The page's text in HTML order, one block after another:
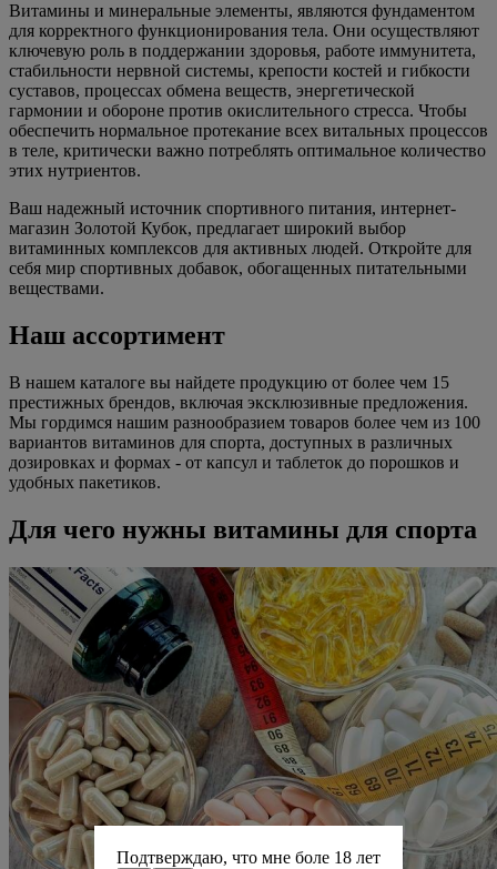
Витамины и минеральные элементы, являются фундаментом
для корректного функционирования тела. Они осуществляют
ключевую роль в поддержании здоровья, работе иммунитета,
стабильности нервной системы, крепости костей и гибкости
суставов, процессах обмена веществ, энергетической
гармонии и обороне против окислительного стресса. Чтобы
обеспечить нормальное протекание всех витальных процессов
в теле, критически важно потреблять оптимальное количество
этих нутриентов.
Ваш надежный источник спортивного питания, интернет-
магазин Золотой Кубок, предлагает широкий выбор
витаминных комплексов для активных людей. Откройте для
себя мир спортивных добавок, обогащенных питательными
веществами.
Наш ассортимент
В нашем каталоге вы найдете продукцию от более чем 15
престижных брендов, включая эксклюзивные предложения.
Мы гордимся нашим разнообразием товаров более чем из 100
вариантов витаминов для спорта, доступных в различных
дозировках и формах - от капсул и таблеток до порошков и
удобных пакетиков.
Для чего нужны витамины для спорта
Подтверждаю, что мне боле 18 лет